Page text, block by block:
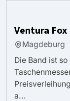
Ventura Fox
Magdeburg
Die Band ist
a...